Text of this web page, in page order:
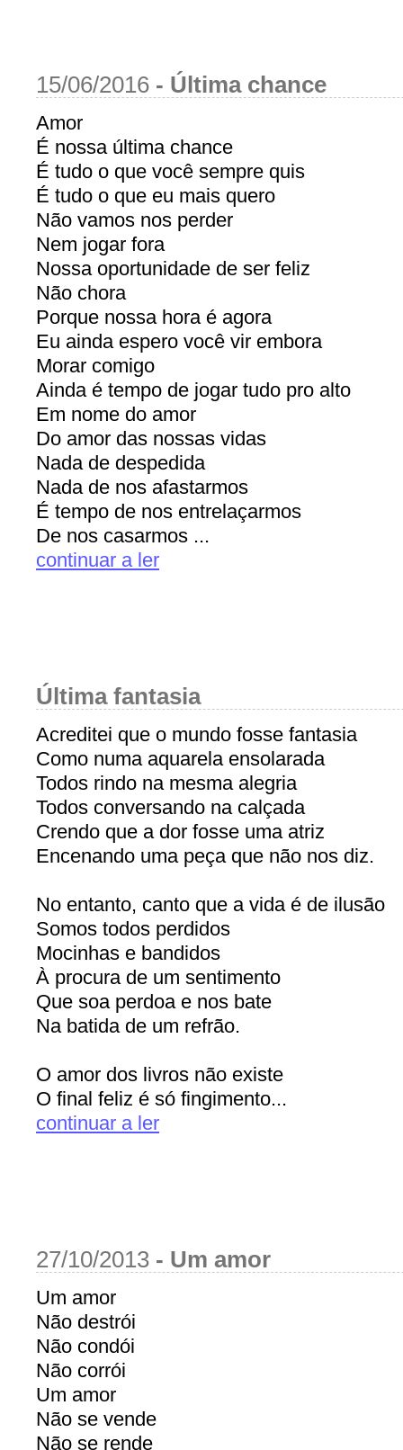
15/06/2016 - Última chance
Amor
É nossa última chance
É tudo o que você sempre quis
É tudo o que eu mais quero
Não vamos nos perder
Nem jogar fora
Nossa oportunidade de ser feliz
Não chora
Porque nossa hora é agora
Eu ainda espero você vir embora
Morar comigo
Ainda é tempo de jogar tudo pro alto
Em nome do amor
Do amor das nossas vidas
Nada de despedida
Nada de nos afastarmos
É tempo de nos entrelaçarmos
De nos casarmos ...
continuar a ler
Última fantasia
Acreditei que o mundo fosse fantasia
Como numa aquarela ensolarada
Todos rindo na mesma alegria
Todos conversando na calçada
Crendo que a dor fosse uma atriz
Encenando uma peça que não nos diz.
No entanto, canto que a vida é de ilusão
Somos todos perdidos
Mocinhas e bandidos
À procura de um sentimento
Que soa perdoa e nos bate
Na batida de um refrão.
O amor dos livros não existe
O final feliz é só fingimento...
continuar a ler
27/10/2013 - Um amor
Um amor
Não destrói
Não condói
Não corrói
Um amor
Não se vende
Não se rende